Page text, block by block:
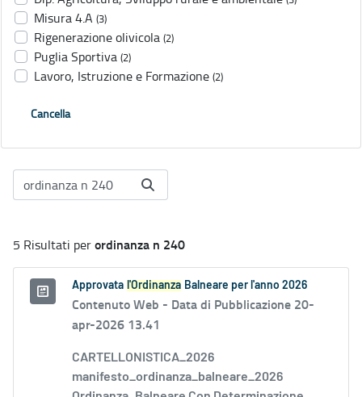
Misura 4.A (3)
Rigenerazione olivicola (2)
Puglia Sportiva (2)
Lavoro, Istruzione e Formazione (2)
Cancella
5 Risultati perordinanza n 240
Approvata l'Ordinanza Balneare per l'anno 2026
Contenuto Web - Data di Pubblicazione 20-
apr-2026 13.41
CARTELLONISTICA_2026
manifesto_ordinanza_balneare_2026